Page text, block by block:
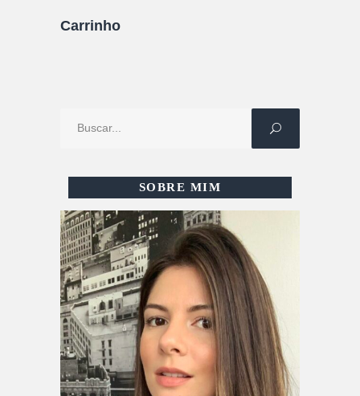
Carrinho
SOBRE MIM